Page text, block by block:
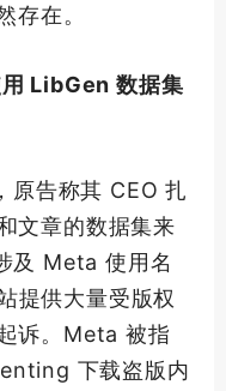
存在。
LibGen 数据集
原告称其 CEO 扎
文章的数据集来
及 Meta 使用名
提供大量受版权
诉。Meta 被指
下载盗版内